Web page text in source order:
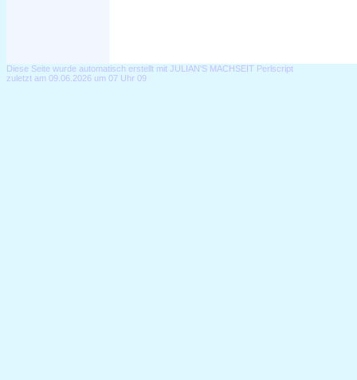
Diese Seite wurde automatisch erstellt mit JULIAN'S MACHSEIT Perlscript
zuletzt am 09.06.2026 um 07 Uhr 09